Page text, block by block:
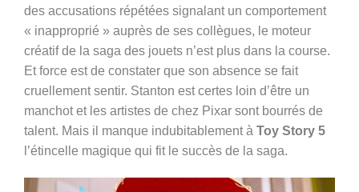
des accusations répétées signalant un comportement
« inapproprié » auprès de ses collègues, le moteur
créatif de la saga des jouets n’est plus dans la course.
Et force est de constater que son absence se fait
cruellement sentir. Stanton est certes loin d’être un
manchot et les artistes de chez Pixar sont bourrés de
talent. Mais il manque indubitablement à Toy Story 5
l’étincelle magique qui fit le succès de la saga.